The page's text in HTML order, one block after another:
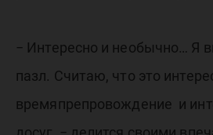
− Интересно и необычно… Я
пазл. Считаю, что это
времяпрепровождение и